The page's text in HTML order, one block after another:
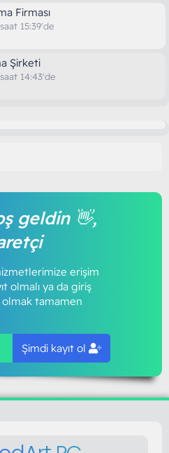
Firması
15:39'de
Şirketi
14:43'de
geldin 👋,
erişim
olmalı ya da giriş
olmak tamamen
Şimdi kayıt ol